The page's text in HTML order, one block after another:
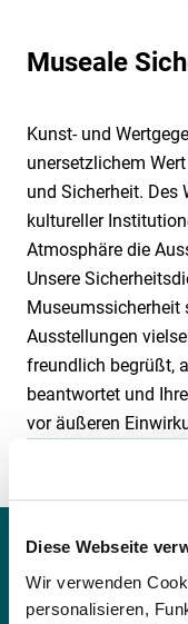
Diese Webseite
Wir verwenden
personalisieren,
Museale
Sicherheit für
Sicherheit für
Sicherheit im
Shopguards
Tor- &
VIP Service
Digitaler
Drohnen
Elektronisches
KWS Video
Notruf- &
Mobile
Mobile
Urlaubsservice
Weitere
Arbeitsschutz
Betriebs- und
Betrieblicher
Brandposten
Consulting
Facility
Qualität
Sicherheit als
Jobbörse
Museale
Kunst- und
unersetzlichem
und Sicherheit. Des
kultureller
Atmosphäre die
Unsere
Ausstellungen
freundlich begrüßt,
beantwortet und
vor äußeren